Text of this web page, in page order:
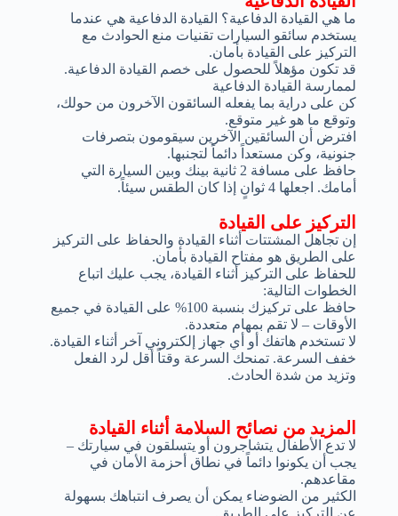
التركيز على القيادة
إن تجاهل المشتتات أثناء القيادة والحفاظ على التركيز
على الطريق هو مفتاح القيادة بأمان.
للحفاظ على التركيز أثناء القيادة، يجب عليك اتباع
الخطوات التالية:
حافظ على تركيزك بنسبة 100% على القيادة في جميع
الأوقات – لا تقم بمهام متعددة.
لا تستخدم هاتفك أو أي جهاز إلكتروني آخر أثناء القيادة.
خفف السرعة. تمنحك السرعة وقتاً أقل لرد الفعل
وتزيد من شدة الحادث.
ما هي القيادة الدفاعية؟ القيادة الدفاعية هي عندما
يستخدم سائقو السيارات تقنيات منع الحوادث مع
التركيز على القيادة بأمان.
قد تكون مؤهلاً للحصول على خصم القيادة الدفاعية.
لممارسة القيادة الدفاعية
كن على دراية بما يفعله السائقون الآخرون من حولك،
وتوقع ما هو غير متوقع.
افترض أن السائقين الآخرين سيقومون بتصرفات
جنونية، وكن مستعداً دائماً لتجنبها.
حافظ على مسافة 2 ثانية بينك وبين السيارة التي
أمامك. اجعلها 4 ثوانٍ إذا كان الطقس سيئاً.
المزيد من نصائح السلامة أثناء القيادة
لا تدع الأطفال يتشاجرون أو يتسلقون في سيارتك –
يجب أن يكونوا دائماً في نطاق أحزمة الأمان في
مقاعدهم.
الكثير من الضوضاء يمكن أن يصرف انتباهك بسهولة